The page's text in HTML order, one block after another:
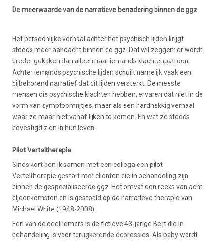
De meerwaarde van de narratieve benadering binnen de ggz
Het persoonlijke verhaal achter het psychisch lijden krijgt
steeds meer aandacht binnen de ggz. Dat wil zeggen: er wordt
breder gekeken dan alleen naar iemands klachtenpatroon.
Achter iemands psychische lijden schuilt namelijk vaak een
bijbehorend narratief dat dit lijden versterkt. De meeste
mensen die psychische klachten hebben, ervaren dat niet in de
vorm van symptoomrijtjes, maar als een hardnekkig verhaal
waar ze maar niet vanaf lijken te komen. En wat ze steeds
bevestigd zien in hun leven.
Pilot Verteltherapie
Sinds kort ben ik samen met een collega een pilot
Verteltherapie gestart met cliënten die in behandeling zijn
binnen de gespecialiseerde ggz. Het omvat een reeks van acht
bijeenkomsten en is gestoeld op de narratieve therapie van
Michael White (1948-2008).
Een van de deelnemers is de fictieve 43-jarige Bert die in
behandeling is voor terugkerende depressies. Als baby wordt